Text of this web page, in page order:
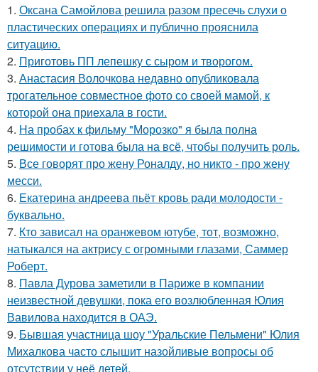
1. Оксана Самойлова решила разом пресечь слухи о
пластических операциях и публично прояснила
ситуацию.
2. Приготовь ПП лепешку с сыром и творогом.
3. Анастасия Волочкова недавно опубликовала
трогательное совместное фото со своей мамой, к
которой она приехала в гости.
4. На пробах к фильму "Морозко" я была полна
решимости и готова была на всё, чтобы получить роль.
5. Все говорят про жену Роналду, но никто - про жену
месси.
6. Екатерина андреева пьёт кровь ради молодости -
буквально.
7. Кто зависал на оранжевом ютубе, тот, возможно,
натыкался на актрису с огромными глазами, Саммер
Роберт.
8. Павла Дурова заметили в Париже в компании
неизвестной девушки, пока его возлюбленная Юлия
Вавилова находится в ОАЭ.
9. Бывшая участница шоу "Уральские Пельмени" Юлия
Михалкова часто слышит назойливые вопросы об
отсутствии у неё детей.